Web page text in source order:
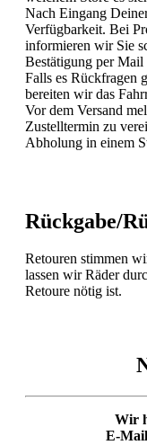
Nach Eingang
Verfügbarkeit. Bei
informieren wir Sie
Bestätigung per Mail
Falls es Rückfragen
bereiten wir das
Vor dem Versand
Zustelltermin zu
Abholung in einem
Rückgabe/
Retouren stimmen
lassen wir Räder
Retoure nötig ist.
Wir
E-